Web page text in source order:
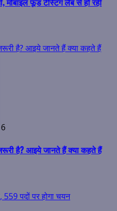
है? आइये जानते हैं क्या कहते हैं
6
है? आइये जानते हैं क्या कहते हैं
559 पदों पर होगा चयन